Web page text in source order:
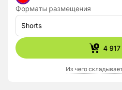
Форматы размещения
Shorts
4
Из чего